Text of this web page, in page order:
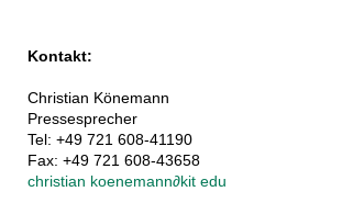
Kontakt:
Christian Könemann
Pressesprecher
Tel: +49 721 608-41190
Fax: +49 721 608-43658
christian koenemann∂kit edu